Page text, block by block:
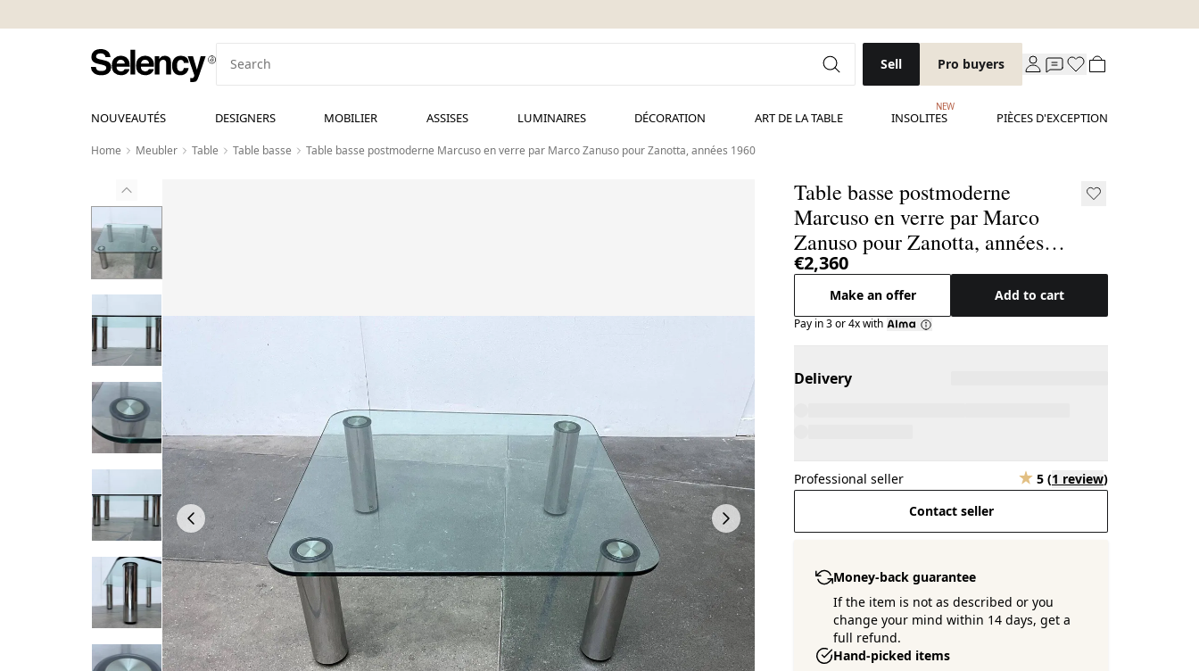
Sell Pro buyers
NOUVEAUTÉS DESIGNERS MOBILIER ASSISES LUMINAIRES DÉCORATION ART DE LA TABLE INSOLITES
NEW
PIÈCES D'EXCEPTION
Home Meubler Table Table basse Table basse postmoderne Marcuso en verre par Marco Zanuso pour Zanotta, années 1960
Table basse postmoderne
Marcuso en verre par Marco
Zanuso pour Zanotta, années
1960
€2,360
Make an offer Add to cart
Pay in 3 or 4x with
Delivery
Professional seller 5 (1 review)
Contact seller
Money-back guarantee
If the item is not as described or you
change your mind within 14 days, get a
full refund.
Hand-picked items